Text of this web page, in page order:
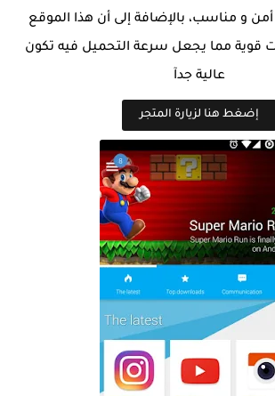
و مناسب، بالإضافة إلى أن هذا الموقع
قوية مما يجعل سرعة التحميل فيه تكون
عالية جدآ
إضغط هنا لزيارة المتجر